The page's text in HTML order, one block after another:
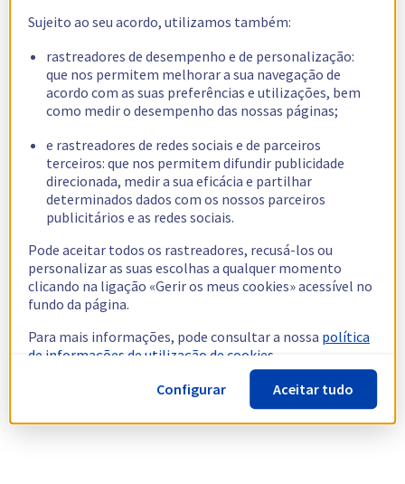
Sujeito ao seu acordo, utilizamos também:
rastreadores de desempenho e de personalização:
que nos permitem melhorar a sua navegação de
acordo com as suas preferências e utilizações, bem
como medir o desempenho das nossas páginas;
e rastreadores de redes sociais e de parceiros
terceiros: que nos permitem difundir publicidade
direcionada, medir a sua eficácia e partilhar
determinados dados com os nossos parceiros
publicitários e as redes sociais.
Pode aceitar todos os rastreadores, recusá-los ou
personalizar as suas escolhas a qualquer momento
clicando na ligação «Gerir os meus cookies» acessível no
fundo da página.
Para mais informações, pode consultar a nossa política
de informações de utilização de cookies.
Configurar
Aceitar tudo